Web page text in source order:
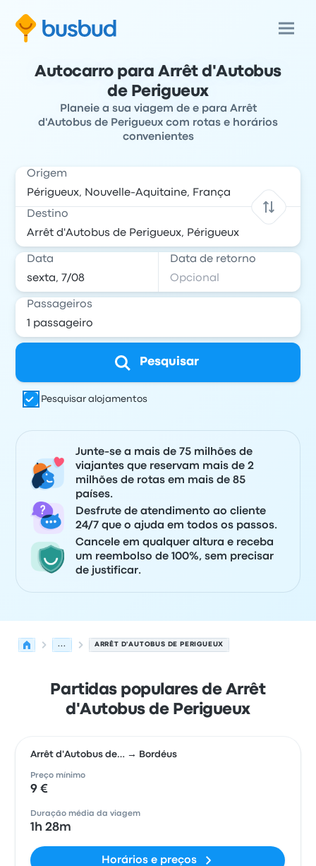
Autocarro para Arrêt d'Autobus
de Perigueux
Planeie a sua viagem de e para Arrêt
d'Autobus de Perigueux com rotas e horários
convenientes
Origem
Destino
Data Data de retorno
Passageiros
Pesquisar
Pesquisar alojamentos
Junte-se a mais de 75 milhões de
viajantes que reservam mais de 2
milhões de rotas em mais de 85
países.
Desfrute de atendimento ao cliente
24/7 que o ajuda em todos os passos.
Cancele em qualquer altura e receba
um reembolso de 100%, sem precisar
de justificar.
... ARRÊT D'AUTOBUS DE PERIGUEUX
Partidas populares de Arrêt
d'Autobus de Perigueux
Arrêt d'Autobus de… → Bordéus
Preço mínimo
9 €
Duração média da viagem
1h 28m
Horários e preços